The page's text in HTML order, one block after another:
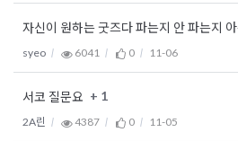
자신이 원하는 굿즈다 파는지 안 파는지
syeo 6041 0 11-06
서코 질문요 + 1
2A린 4387 0 11-05